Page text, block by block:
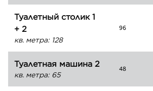
Туалетный столик 1
+ 2
кв. метра: 128
96
Туалетная машина 2
кв. метра: 65
48